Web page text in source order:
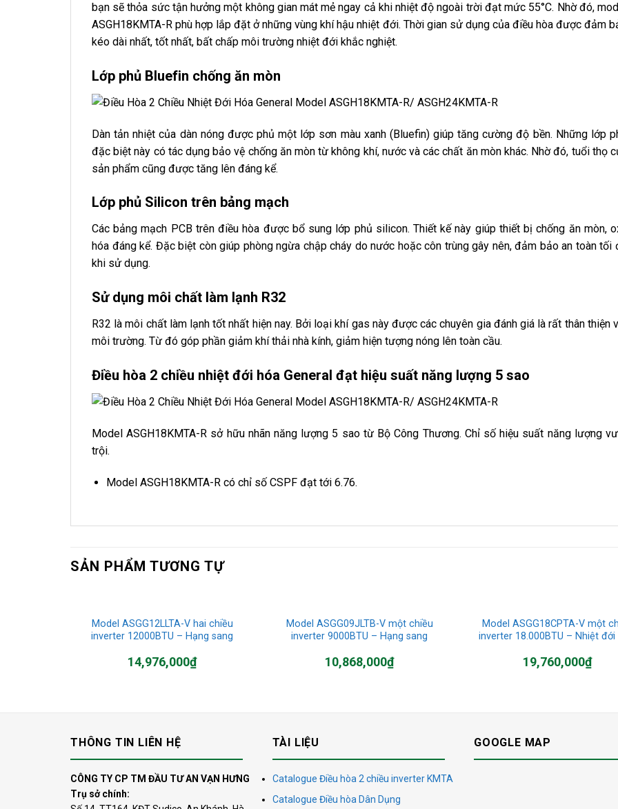
bạn sẽ thỏa sức tận hưởng một không gian mát mẻ ngay cả khi nhiệt độ ngoài trời đạt mức 55°C. Nhờ đó,
ASGH18KMTA-R phù hợp lắp đặt ở những vùng khí hậu nhiệt đới. Thời gian sử dụng của điều hòa được đảm
kéo dài nhất, tốt nhất, bất chấp môi trường nhiệt đới khắc nghiệt.
Lớp phủ Bluefin chống ăn mòn
Dàn tản nhiệt của dàn nóng được phủ một lớp sơn màu xanh (Bluefin) giúp tăng cường độ bền. Những lớp
đặc biệt này có tác dụng bảo vệ chống ăn mòn từ không khí, nước và các chất ăn mòn khác. Nhờ đó, tuổi thọ
sản phẩm cũng được tăng lên đáng kể.
Lớp phủ Silicon trên bảng mạch
Các bảng mạch PCB trên điều hòa được bổ sung lớp phủ silicon. Thiết kế này giúp thiết bị chống ăn mòn,
hóa đáng kể. Đặc biệt còn giúp phòng ngừa chập cháy do nước hoặc côn trùng gây nên, đảm bảo an toàn tối
khi sử dụng.
Sử dụng môi chất làm lạnh R32
R32 là môi chất làm lạnh tốt nhất hiện nay. Bởi loại khí gas này được các chuyên gia đánh giá là rất thân thiện
môi trường. Từ đó góp phần giảm khí thải nhà kính, giảm hiện tượng nóng lên toàn cầu.
Điều hòa 2 chiều nhiệt đới hóa General đạt hiệu suất năng lượng 5 sao
Model ASGH18KMTA-R sở hữu nhãn năng lượng 5 sao từ Bộ Công Thương. Chỉ số hiệu suất năng lượng
trội.
Model ASGH18KMTA-R có chỉ số CSPF đạt tới 6.76.
SẢN PHẨM TƯƠNG TỰ
Model ASGG12LLTA-V hai chiều
inverter 12000BTU – Hạng sang
14,976,000₫
Model ASGG09JLTB-V một chiều
inverter 9000BTU – Hạng sang
10,868,000₫
Model ASGG18CPTA-V một
inverter 18.000BTU – Nhiệt đới
19,760,000₫
THÔNG TIN LIÊN HỆ
CÔNG TY CP TM ĐẦU TƯ AN VẠN HƯNG
Trụ sở chính:
TÀI LIỆU
Catalogue Điều hòa 2 chiều inverter KMTA
Catalogue Điều hòa Dân Dụng
GOOGLE MAP